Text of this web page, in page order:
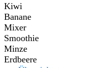
Kiwi
Banane
Mixer
Smoothie
Minze
Erdbeere